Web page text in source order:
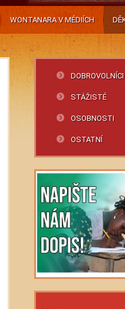
WONTANARA V MÉDIÍCH
DOBROVOLNÍCI
STÁŽISTÉ
OSOBNOSTI
OSTATNÍ